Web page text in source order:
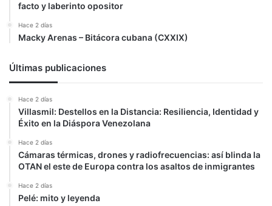
facto y laberinto opositor
Hace 2 días
Macky Arenas – Bitácora cubana (CXXIX)
Últimas publicaciones
Hace 2 días
Villasmil: Destellos en la Distancia: Resiliencia, Identidad y
Éxito en la Diáspora Venezolana
Hace 2 días
Cámaras térmicas, drones y radiofrecuencias: así blinda la
OTAN el este de Europa contra los asaltos de inmigrantes
Hace 2 días
Pelé: mito y leyenda